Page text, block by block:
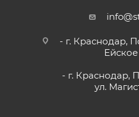
- г. Краснодар,
- г. Краснодар,
ул.